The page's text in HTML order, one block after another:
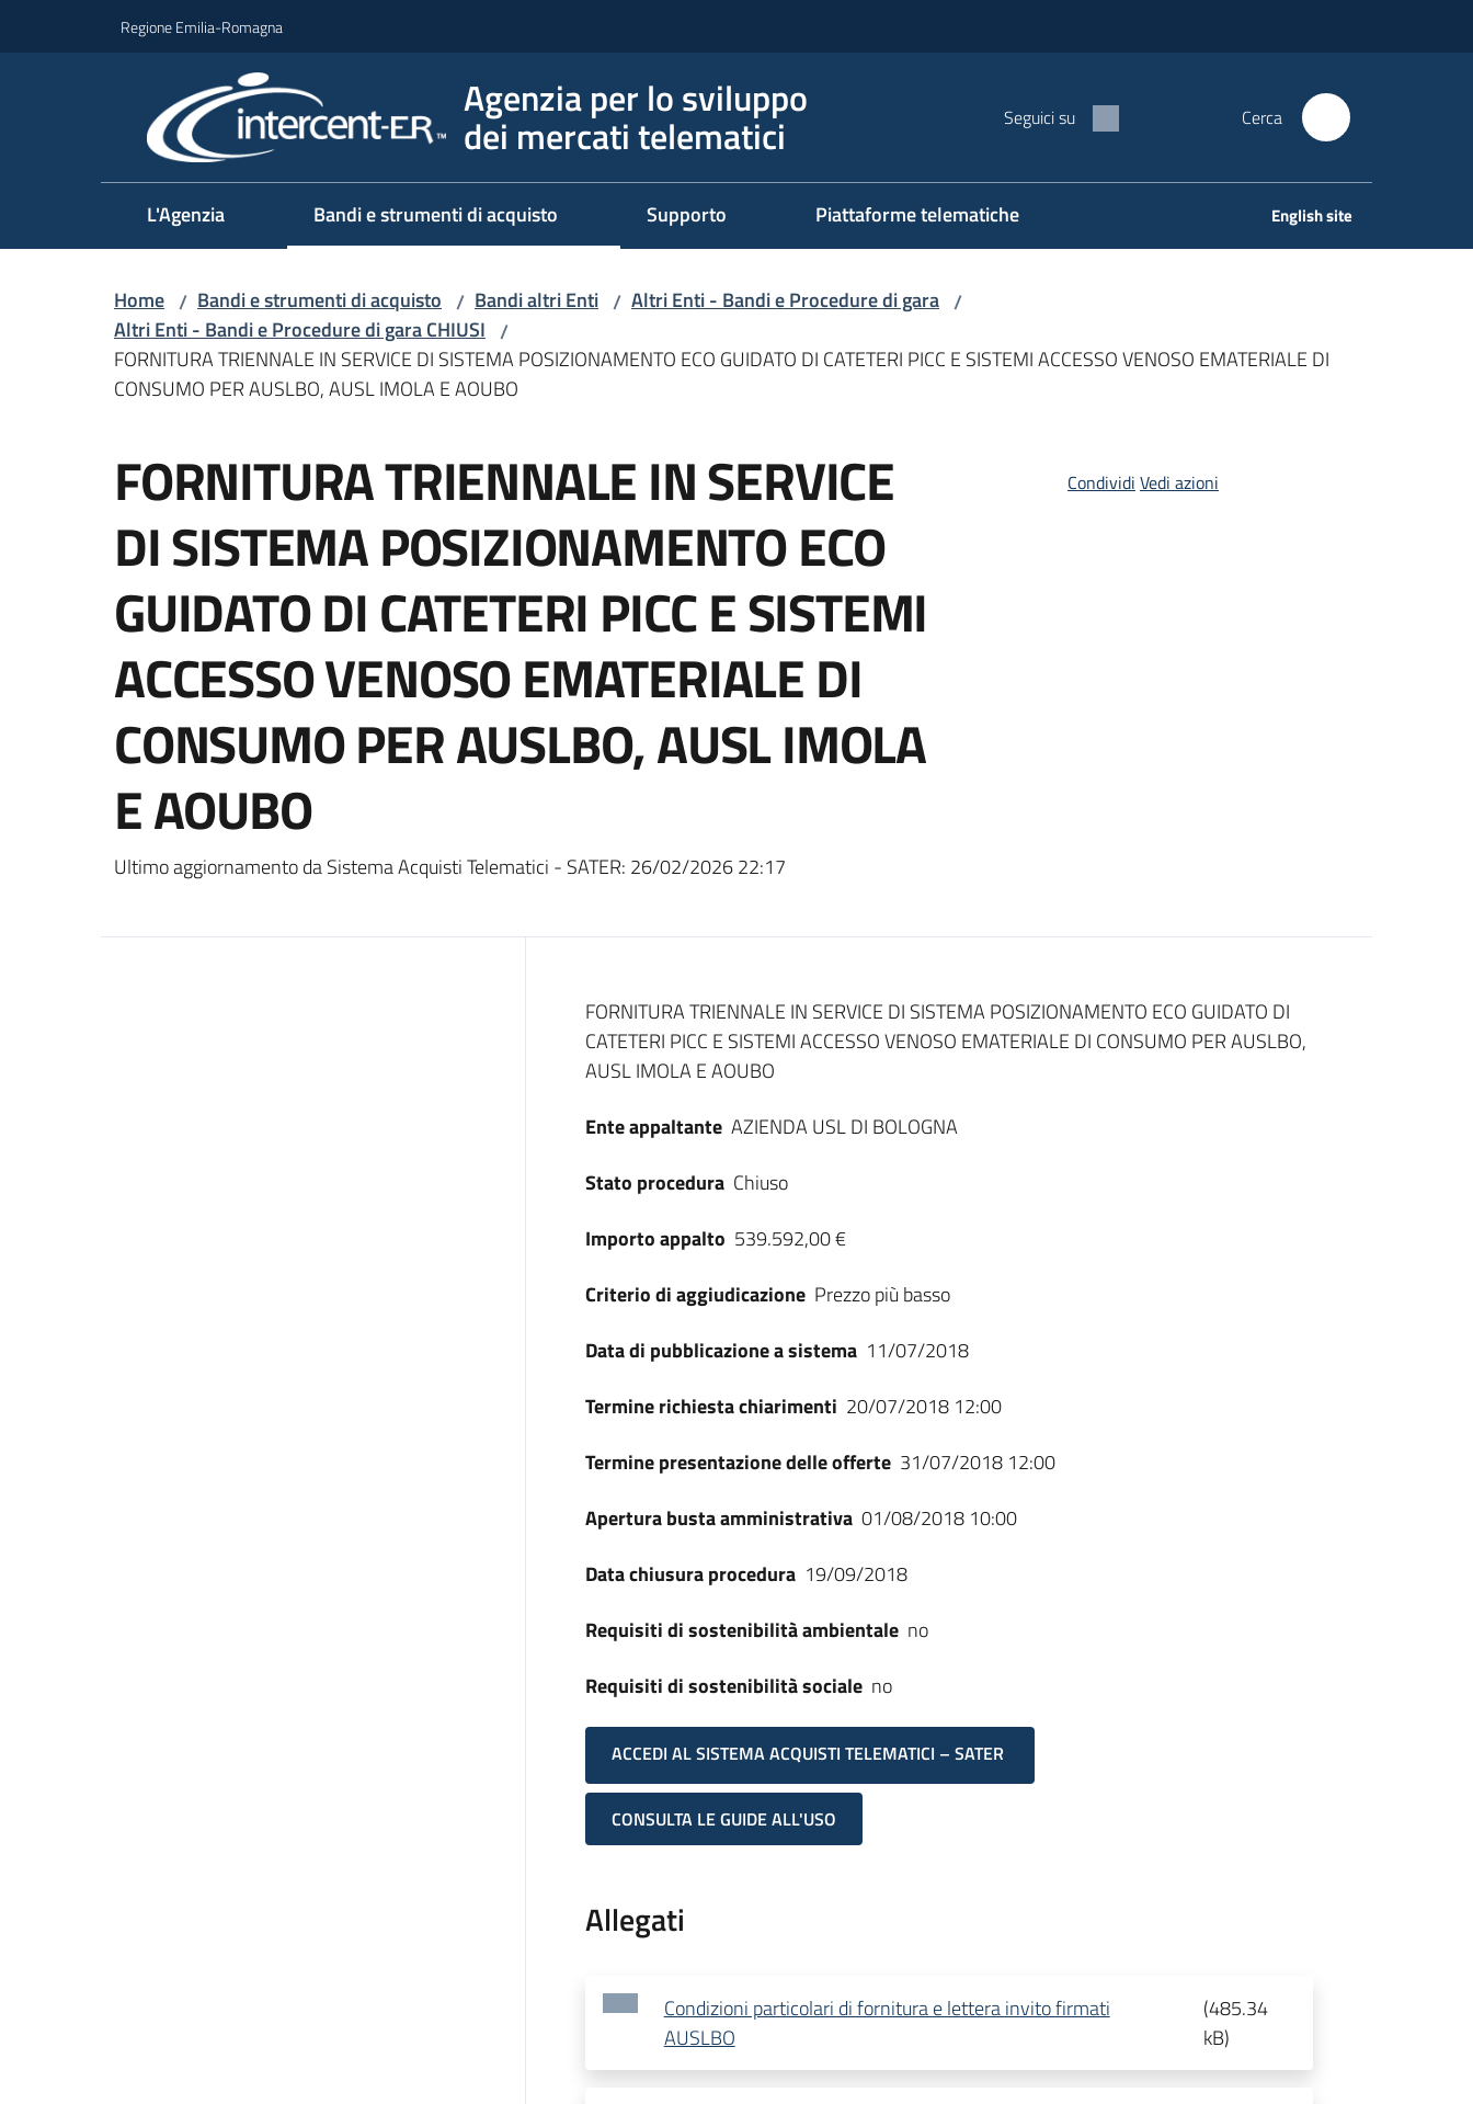
Regione Emilia-Romagna
Agenzia per lo sviluppo
dei mercati telematici Seguici su Cerca
L'Agenzia Bandi e strumenti di acquisto Supporto Piattaforme telematiche English site
Home / Bandi e strumenti di acquisto / Bandi altri Enti / Altri Enti - Bandi e Procedure di gara /
Altri Enti - Bandi e Procedure di gara CHIUSI /
FORNITURA TRIENNALE IN SERVICE DI SISTEMA POSIZIONAMENTO ECO GUIDATO DI CATETERI PICC E SISTEMI ACCESSO VENOSO EMATERIALE DI
CONSUMO PER AUSLBO, AUSL IMOLA E AOUBO
FORNITURA TRIENNALE IN SERVICE
DI SISTEMA POSIZIONAMENTO ECO
GUIDATO DI CATETERI PICC E SISTEMI
ACCESSO VENOSO EMATERIALE DI
CONSUMO PER AUSLBO, AUSL IMOLA
E AOUBO
Ultimo aggiornamento da Sistema Acquisti Telematici - SATER: 26/02/2026 22:17
Condividi Vedi azioni
Dati del bando
FORNITURA TRIENNALE IN SERVICE DI SISTEMA POSIZIONAMENTO ECO GUIDATO DI
CATETERI PICC E SISTEMI ACCESSO VENOSO EMATERIALE DI CONSUMO PER AUSLBO,
AUSL IMOLA E AOUBO
Ente appaltante AZIENDA USL DI BOLOGNA
Stato procedura Chiuso
Importo appalto 539.592,00 €
Criterio di aggiudicazione Prezzo più basso
Data di pubblicazione a sistema 11/07/2018
Termine richiesta chiarimenti 20/07/2018 12:00
Termine presentazione delle offerte 31/07/2018 12:00
Apertura busta amministrativa 01/08/2018 10:00
Data chiusura procedura 19/09/2018
Requisiti di sostenibilità ambientale no
Requisiti di sostenibilità sociale no
ACCEDI AL SISTEMA ACQUISTI TELEMATICI – SATER
CONSULTA LE GUIDE ALL'USO
Allegati
Condizioni particolari di fornitura e lettera invito firmati
AUSLBO
(485.34
kB)